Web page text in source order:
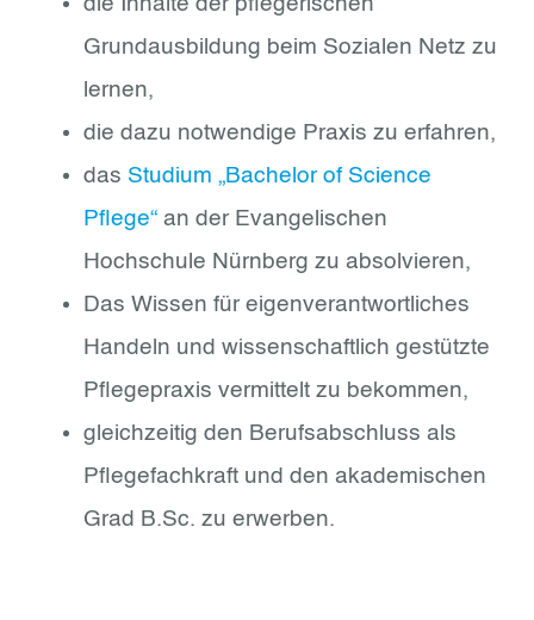
Grundausbildung beim Sozialen Netz zu
lernen,
die dazu notwendige Praxis zu erfahren,
das Studium „Bachelor of Science
Pflege“ an der Evangelischen
Hochschule Nürnberg zu absolvieren,
Das Wissen für eigenverantwortliches
Handeln und wissenschaftlich gestützte
Pflegepraxis vermittelt zu bekommen,
gleichzeitig den Berufsabschluss als
Pflegefachkraft und den akademischen
Grad B.Sc. zu erwerben.